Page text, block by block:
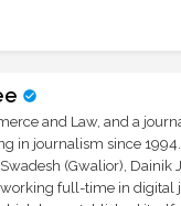
and Law, and a
in journalism since
(Gwalior), Dainik
working full-time in